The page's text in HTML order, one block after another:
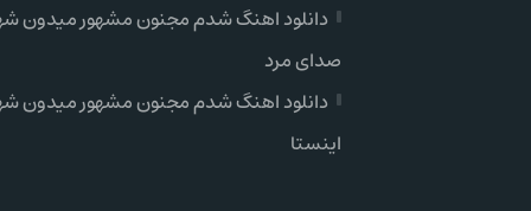
دانلود اهنگ شدم مجنون مشهور میدون
صدای مرد
دانلود اهنگ شدم مجنون مشهور میدون
اینستا